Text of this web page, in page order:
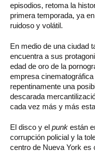
episodios, retoma la
primera temporada, ya
ruidoso y volátil.
En medio de una ciudad
encuentra a sus
edad de oro de la
empresa
repentinamente una
descarada
cada vez más y más
El disco y el punk están
corrupción policial y la
centro de Nueva York es